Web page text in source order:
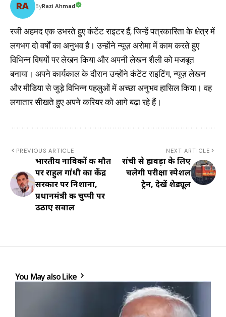
ByRazi Ahmad
रजी अहमद एक उभरते हुए कंटेंट राइटर हैं, जिन्हें पत्रकारिता के क्षेत्र में
लगभग दो वर्षों का अनुभव है। उन्होंने न्यूज़ अरोमा में काम करते हुए
विभिन्न विषयों पर लेखन किया और अपनी लेखन शैली को मजबूत
बनाया। अपने कार्यकाल के दौरान उन्होंने कंटेंट राइटिंग, न्यूज़ लेखन
और मीडिया से जुड़े विभिन्न पहलुओं में अच्छा अनुभव हासिल किया। वह
लगातार सीखते हुए अपने करियर को आगे बढ़ा रहे हैं।
PREVIOUS ARTICLE
भारतीय नाविकों की मौत
पर राहुल गांधी का केंद्र
सरकार पर निशाना,
प्रधानमंत्री की चुप्पी पर
उठाए सवाल
NEXT ARTICLE
रांची से हावड़ा के लिए
चलेगी परीक्षा स्पेशल
ट्रेन, देखें शेड्यूल
You May also Like